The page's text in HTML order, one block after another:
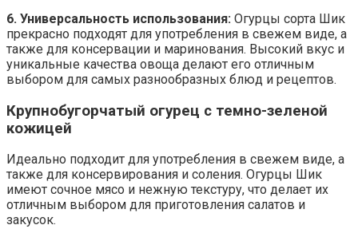
6. Универсальность использования: Огурцы сорта Шик
прекрасно подходят для употребления в свежем виде, а
также для консервации и маринования. Высокий вкус и
уникальные качества овоща делают его отличным
выбором для самых разнообразных блюд и рецептов.
Крупнобугорчатый огурец с темно-зеленой
кожицей
Идеально подходит для употребления в свежем виде, а
также для консервирования и соления. Огурцы Шик
имеют сочное мясо и нежную текстуру, что делает их
отличным выбором для приготовления салатов и
закусок.